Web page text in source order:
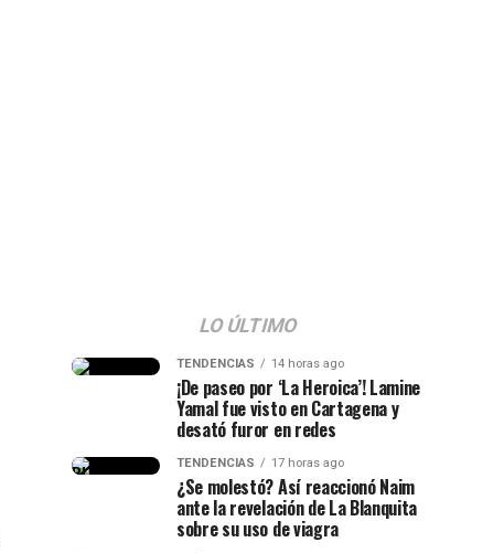
LO ÚLTIMO
TENDENCIAS 14 horas ago
¡De paseo por ‘La Heroica’! Lamine
Yamal fue visto en Cartagena y
desató furor en redes
TENDENCIAS 17 horas ago
¿Se molestó? Así reaccionó Naim
ante la revelación de La Blanquita
sobre su uso de viagra